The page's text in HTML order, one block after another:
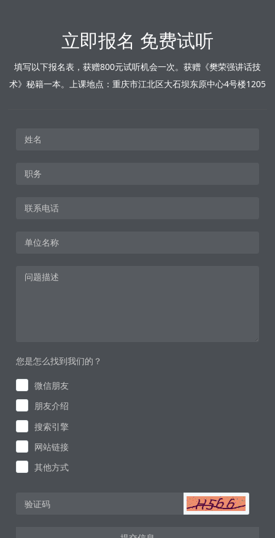
立即报名 免费试听
填写以下报名表，获赠800元试听机会一次。获赠《樊荣强讲话技
术》秘籍一本。上课地点：重庆市江北区大石坝东原中心4号楼1205
您是怎么找到我们的？
微信朋友
朋友介绍
搜索引擎
网站链接
其他方式